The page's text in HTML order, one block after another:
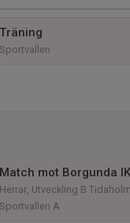
Träning
Sportvallen
Match mot Borgunda IK
Herrar, Utveckling B Tidaholm
Sportvallen A